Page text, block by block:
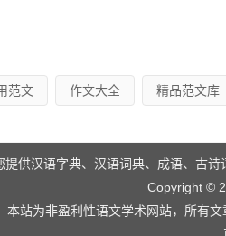
范文 作文大全 精品范文库
提供汉语字典、汉语词典、成语、古
Copyright ©
本站为非盈利性语文学术网站，所有